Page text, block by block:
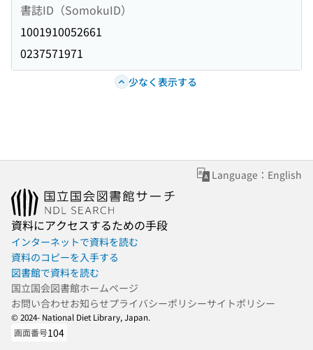
書誌ID（SomokuID）
1001910052661
0237571971
少なく表示する
Language：English
資料にアクセスするための手段
インターネットで資料を読む
資料のコピーを入手する
図書館で資料を読む
国立国会図書館ホームページ
お問い合わせお知らせプライバシーポリシーサイトポリシー
© 2024- National Diet Library, Japan.
画面番号104